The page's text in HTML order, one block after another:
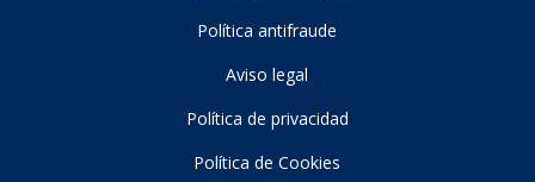
Política antifraude
Aviso legal
Política de privacidad
Política de Cookies